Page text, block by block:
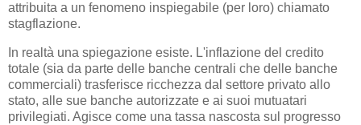
attribuita a un fenomeno inspiegabile (per loro) chiamato
stagflazione.
In realtà una spiegazione esiste. L'inflazione del credito
totale (sia da parte delle banche centrali che delle banche
commerciali) trasferisce ricchezza dal settore privato allo
stato, alle sue banche autorizzate e ai suoi mutuatari
privilegiati. Agisce come una tassa nascosta sul progresso